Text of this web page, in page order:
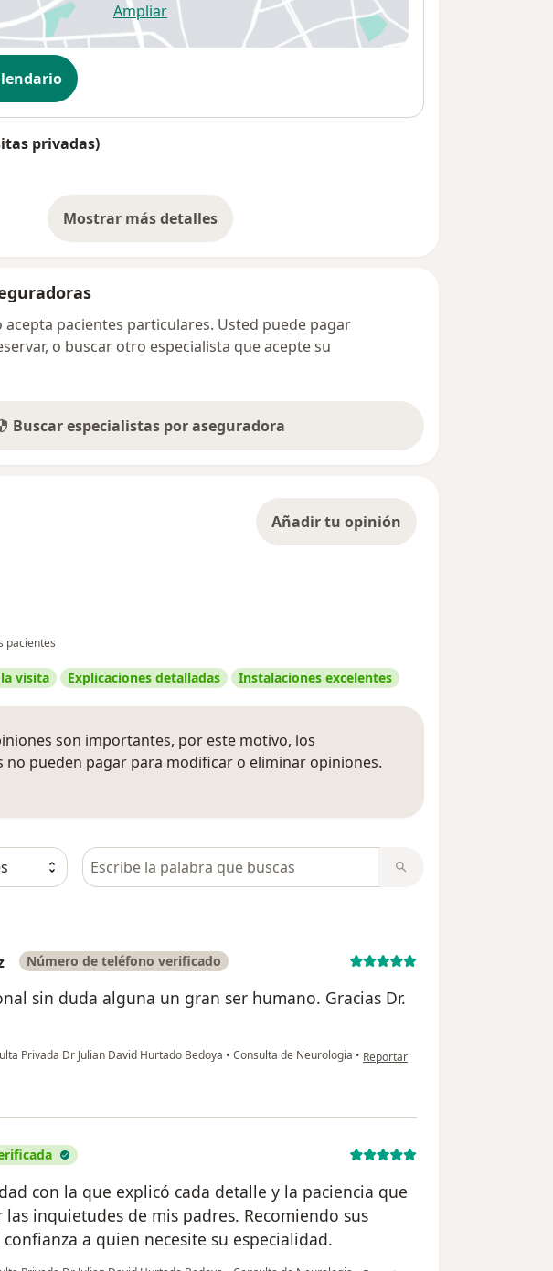
Ampliarse abre en una nueva pestaña
privadas)
Mostrar más detalles
sobre la dirección
acepta pacientes particulares. Usted puede pagar
o buscar otro especialista que acepte su
Buscar especialistas por aseguradora
Añadir tu opinión
pacientes
visita Explicaciones detalladas Instalaciones excelentes
son importantes, por este motivo, los
no pueden pagar para modificar o eliminar opiniones.
Busca en opiniones
Número de teléfono verificado
sin duda alguna un gran ser humano. Gracias Dr.
Privada Dr Julian David Hurtado Bedoya • Consulta de Neurologia • en opinión del usuario Francy Martinez
Reportar
con la que explicó cada detalle y la paciencia que
inquietudes de mis padres. Recomiendo sus
a quien necesite su especialidad.